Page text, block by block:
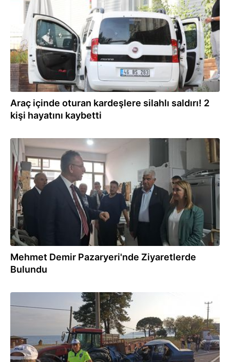
Araç içinde oturan kardeşlere silahlı saldırı! 2
kişi hayatını kaybetti
06.09.2025
Mehmet Demir Pazaryeri'nde Ziyaretlerde
Bulundu